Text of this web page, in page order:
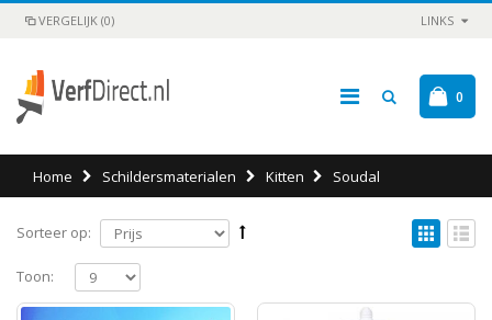
VERGELIJK (0) LINKS
0
Home Schildersmaterialen Kitten Soudal
Sorteer op:
Toon: